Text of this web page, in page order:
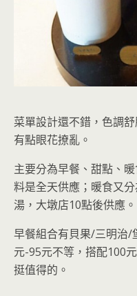
菜單設計還不錯，色調
有點眼花撩亂 。
主要分為早餐、甜點、
料是全天供應；暖食又
湯，大墩店10點後供應。
早餐組合有貝果/三明治/
元-95元不等，搭配100
挺值得的。